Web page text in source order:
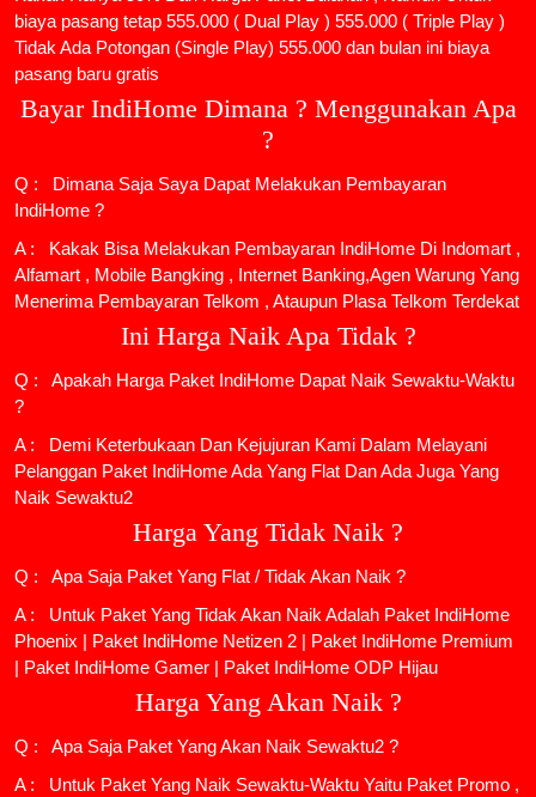
biaya pasang tetap 555.000 ( Dual Play ) 555.000 ( Triple Play )
Tidak Ada Potongan (Single Play) 555.000 dan bulan ini biaya
pasang baru gratis
Bayar IndiHome Dimana ? Menggunakan Apa
?
Q : Dimana Saja Saya Dapat Melakukan Pembayaran
IndiHome ?
A : Kakak Bisa Melakukan Pembayaran IndiHome Di Indomart ,
Alfamart , Mobile Bangking , Internet Banking,Agen Warung Yang
Menerima Pembayaran Telkom , Ataupun Plasa Telkom Terdekat
Ini Harga Naik Apa Tidak ?
Q : Apakah Harga Paket IndiHome Dapat Naik Sewaktu-Waktu
?
A : Demi Keterbukaan Dan Kejujuran Kami Dalam Melayani
Pelanggan Paket IndiHome Ada Yang Flat Dan Ada Juga Yang
Naik Sewaktu2
Harga Yang Tidak Naik ?
Q : Apa Saja Paket Yang Flat / Tidak Akan Naik ?
A : Untuk Paket Yang Tidak Akan Naik Adalah Paket IndiHome
Phoenix | Paket IndiHome Netizen 2 | Paket IndiHome Premium
| Paket IndiHome Gamer | Paket IndiHome ODP Hijau
Harga Yang Akan Naik ?
Q : Apa Saja Paket Yang Akan Naik Sewaktu2 ?
A : Untuk Paket Yang Naik Sewaktu-Waktu Yaitu Paket Promo ,